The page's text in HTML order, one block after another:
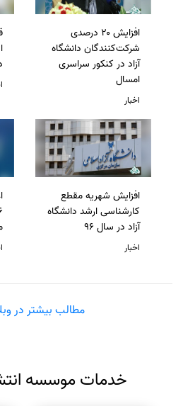
افزایش ۲۰ درصدی
شرکت‌کنندگان دانشگاه
آزاد در کنکور سراسری
امسال
اخبار
افزایش شهریه مقطع
کارشناسی ارشد دانشگاه
آزاد در سال 96
اخبار
مطالب بیشتر در
خدمات موسسه